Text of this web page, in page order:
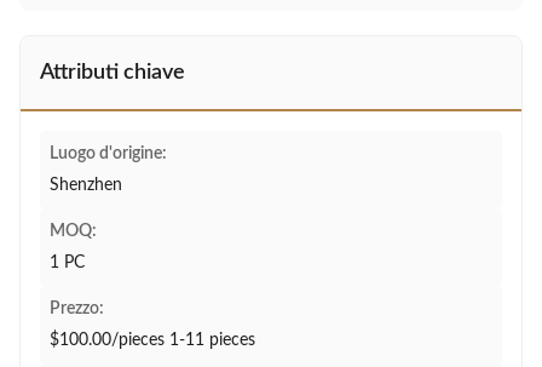
Attributi chiave
Luogo d'origine:
Shenzhen
MOQ:
1 PC
Prezzo:
$100.00/pieces 1-11 pieces